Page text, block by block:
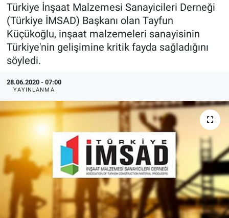
Türkiye İnşaat Malzemesi Sanayicileri Derneği
(Türkiye İMSAD) Başkanı olan Tayfun
Küçükoğlu, inşaat malzemeleri sanayisinin
Türkiye'nin gelişimine kritik fayda sağladığını
söyledi.
28.06.2020 - 07:00
YAYINLANMA
HaberOrtak
EndüstriST
Enerjisini Üreten Fabrikalar
Endüstri 4.0 Uygulamaları
Ağır Sanayi Çözümleri